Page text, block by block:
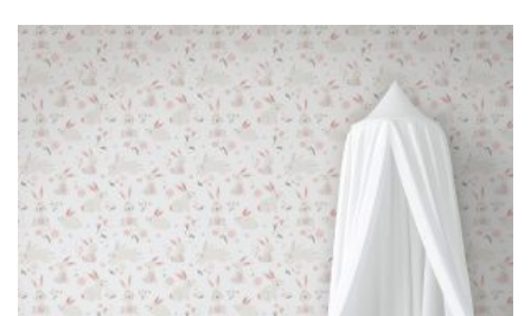
προϊόν
έχει
πολλαπλές
παραλλαγές.
Οι
επιλογές
μπορούν
να
επιλεγούν
στη